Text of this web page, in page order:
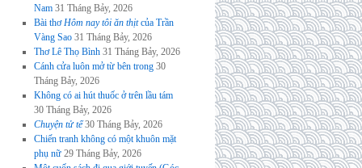
Nam 31 Tháng Bảy, 2026
Bài thơHôm nay tôi ăn thịtcủa Trần
Vàng Sao 31 Tháng Bảy, 2026
Thơ Lê Thọ Bình 31 Tháng Bảy, 2026
Cánh cửa luôn mở từ bên trong 30
Tháng Bảy, 2026
Không có ai hút thuốc ở trên lầu tám
30 Tháng Bảy, 2026
Chuyện tử tế 30 Tháng Bảy, 2026
Chiến tranh không có một khuôn mặt
phụ nữ 29 Tháng Bảy, 2026